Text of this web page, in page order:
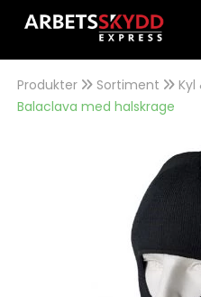
Produkter
Kampanjer
NordWear
Outlet
Produkter Sortiment Kyl
Balaclava med halskrage